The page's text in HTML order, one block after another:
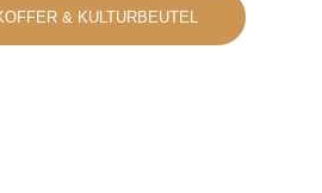
& KULTURBEUTEL